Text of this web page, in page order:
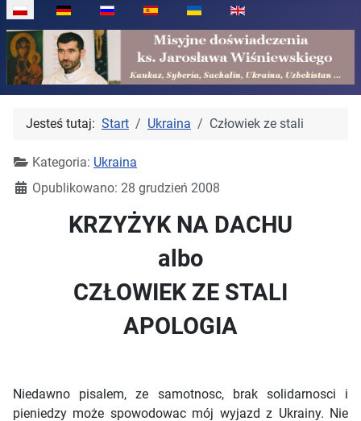
Wybierz swój język
Jesteś tutaj: Start Ukraina Człowiek ze stali
Kategoria: Ukraina
Opublikowano: 28 grudzień 2008
KRZYŻYK NA DACHU
albo
CZŁOWIEK ZE STALI
APOLOGIA
Niedawno pisalem, ze samotnosc, brak solidarnosci i
pieniedzy może spowodowac mój wyjazd z Ukrainy. Nie